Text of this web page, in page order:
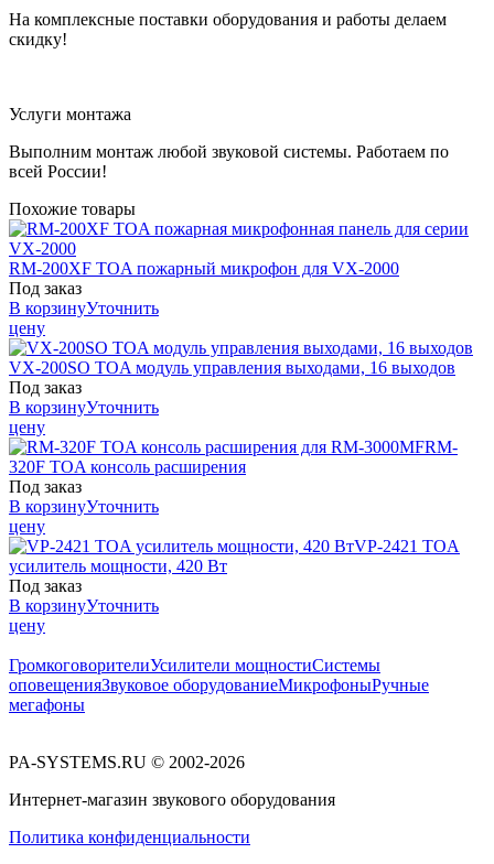
На комплексные поставки оборудования и работы делаем
скидку!
Услуги монтажа
Выполним монтаж любой звуковой системы. Работаем по
всей России!
Похожие товары
RM-200XF TOA пожарный микрофон для VX-2000
Под заказ
В корзинуУточнить
цену
VX-200SO TOA модуль управления выходами, 16 выходов
Под заказ
В корзинуУточнить
цену
RM-
320F TOA консоль расширения
Под заказ
В корзинуУточнить
цену
VP-2421 TOA
усилитель мощности, 420 Вт
Под заказ
В корзинуУточнить
цену
ГромкоговорителиУсилители мощностиСистемы
оповещенияЗвуковое оборудованиеМикрофоныРучные
мегафоны
PA-SYSTEMS.RU © 2002-2026
Интернет-магазин звукового оборудования
Политика конфиденциальности